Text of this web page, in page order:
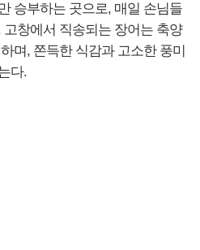
승부하는 곳으로, 매일 손님들
창에서 직송되는 장어는 축양
며, 쫀득한 식감과 고소한 풍미
다.